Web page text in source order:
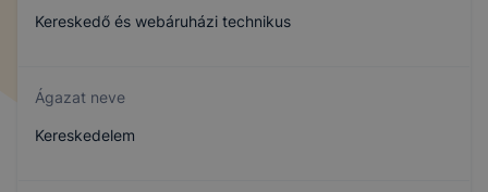
Kereskedő és webáruházi technikus
Ágazat neve
Kereskedelem